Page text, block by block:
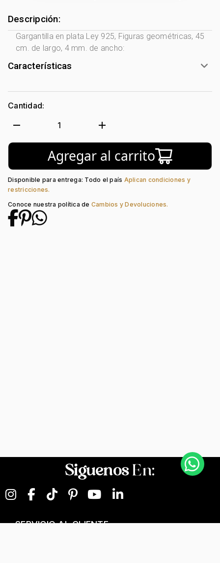
Descripción:
Gargantilla en plata Ley 925, Figuras geométricas, 45
cm. de largo, 4 mm. de ancho:
Características
Género: Mujer
Tono Metal:
Metal: Plata Ley 925
Figuras Geométricas
Longitud: 45
Tipo de Broche: Pico Loro
Cantidad:
remove 1 add
Agregar al carrito
Disponible para entrega: Todo el país Aplican condiciones y
restricciones.
Conoce nuestra política de Cambios y Devoluciones.
SiguenosEn:
SERVICIO AL CLIENTE